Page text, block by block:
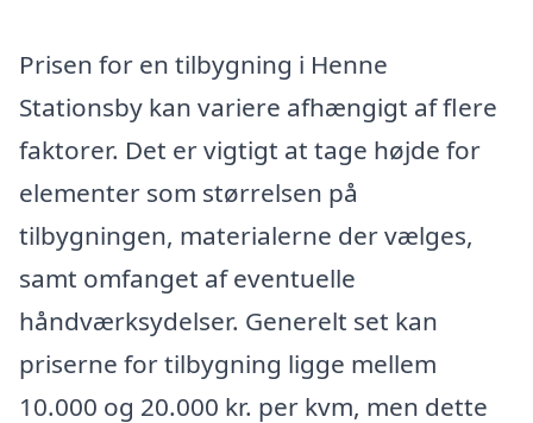
Prisen for en tilbygning i Henne
Stationsby kan variere afhængigt af flere
faktorer. Det er vigtigt at tage højde for
elementer som størrelsen på
tilbygningen, materialerne der vælges,
samt omfanget af eventuelle
håndværksydelser. Generelt set kan
priserne for tilbygning ligge mellem
10.000 og 20.000 kr. per kvm, men dette